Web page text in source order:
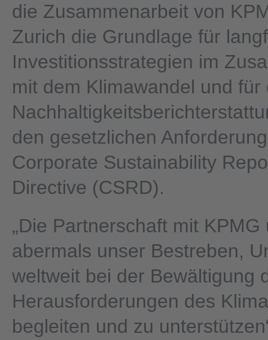
die Zusammenarbeit von
Zurich die Grundlage für
Investitionsstrategien im
mit dem Klimawandel und für
den gesetzlichen
Corporate Sustainability
Directive (CSRD).
„Die Partnerschaft mit
abermals unser Bestreben,
weltweit bei der Bewältigung
Herausforderungen des
begleiten und zu